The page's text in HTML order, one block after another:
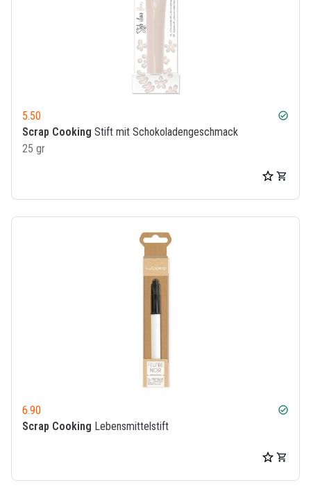
5.50 check_circle
Scrap Cooking Stift mit Schokoladengeschmack
25 gr
6.90 check_circle
Scrap Cooking Lebensmittelstift